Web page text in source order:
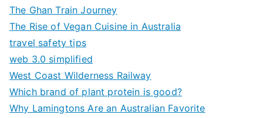
The Ghan Train Journey
The Rise of Vegan Cuisine in Australia
travel safety tips
web 3.0 simplified
West Coast Wilderness Railway
Which brand of plant protein is good?
Why Lamingtons Are an Australian Favorite